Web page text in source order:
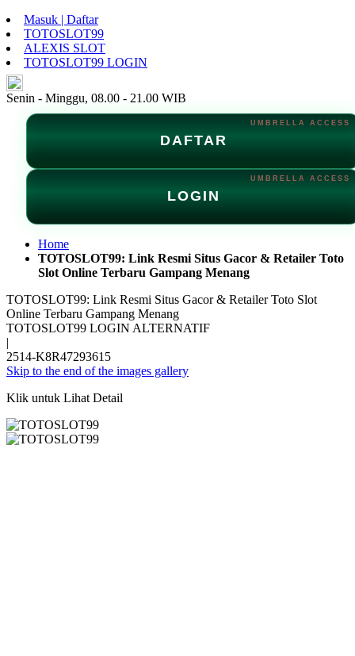
Masuk | Daftar
TOTOSLOT99
ALEXIS SLOT
TOTOSLOT99 LOGIN
Senin - Minggu, 08.00 - 21.00 WIB
DAFTAR
LOGIN
Home
TOTOSLOT99: Link Resmi Situs Gacor & Retailer Toto
Slot Online Terbaru Gampang Menang
TOTOSLOT99: Link Resmi Situs Gacor & Retailer Toto Slot
Online Terbaru Gampang Menang
TOTOSLOT99 LOGIN ALTERNATIF
|
2514-K8R47293615
Skip to the end of the images gallery
Klik untuk Lihat Detail